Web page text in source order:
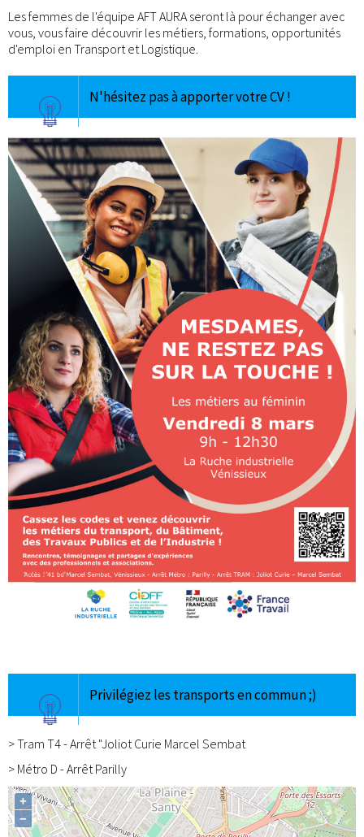
Les femmes de l'équipe AFT AURA seront là pour échanger avec
vous, vous faire découvrir les métiers, formations, opportunités
d'emploi en Transport et Logistique.
N'hésitez pas à apporter votre CV !
Privilégiez les transports en commun ;)
> Tram T4 - Arrêt "Joliot Curie Marcel Sembat
> Métro D - Arrêt Parilly
+
−